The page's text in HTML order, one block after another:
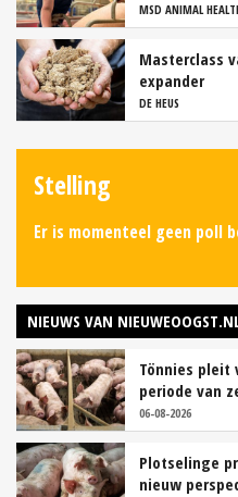
MSD ANIMAL
Masterclass
expander
DE HEUS
Stelling
Er is momenteel geen poll
NIEUWS VAN
Tönnies pleit
periode van
06-08-2026
Plotselinge
nieuw